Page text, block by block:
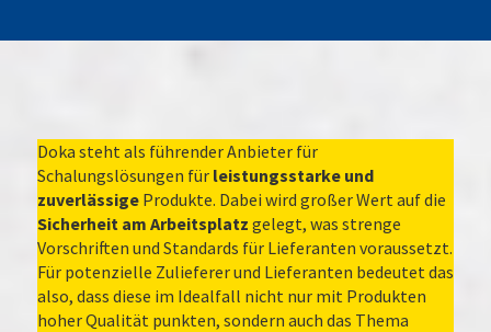
Doka steht als führender Anbieter für
Schalungslösungen für leistungsstarke und
zuverlässigeProdukte. Dabei wird großer Wert auf die
Sicherheit am Arbeitsplatz gelegt, was strenge
Vorschriften und Standards für Lieferanten voraussetzt.
Für potenzielle Zulieferer und Lieferanten bedeutet das
also, dass diese im Idealfall nicht nur mit Produkten
hoher Qualität punkten, sondern auch das Thema